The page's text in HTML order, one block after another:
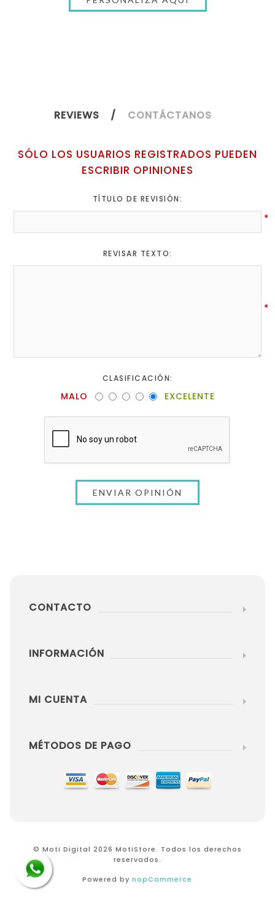
REVIEWS CONTÁCTANOS
SÓLO LOS USUARIOS REGISTRADOS PUEDEN
ESCRIBIR OPINIONES
TÍTULO DE REVISIÓN:
*
REVISAR TEXTO:
*
CLASIFICACIÓN:
MALO EXCELENTE
CONTACTO
INFORMACIÓN
MI CUENTA
MÉTODOS DE PAGO
© Moti Digital 2026 MotiStore. Todos los derechos
reservados.
Powered bynopCommerce